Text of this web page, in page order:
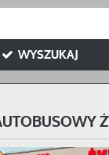
WYSZUKAJ